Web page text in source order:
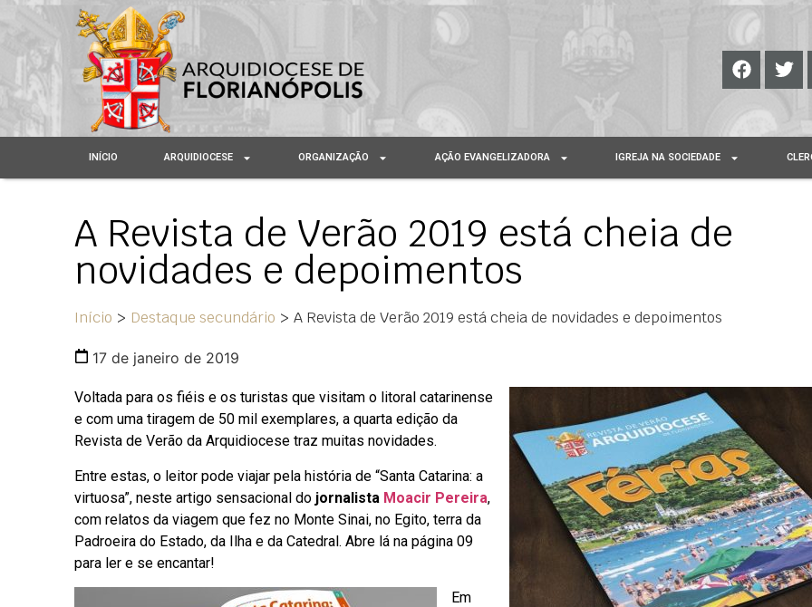
INÍCIO ARQUIDIOCESE ORGANIZAÇÃO AÇÃO EVANGELIZADORA IGREJA NA SOCIEDADE
A Revista de Verão 2019 está cheia de
novidades e depoimentos
Início > Destaque secundário > A Revista de Verão 2019 está cheia de novidades e depoimentos
17 de janeiro de 2019
Voltada para os fiéis e os turistas que visitam o litoral catarinense
e com uma tiragem de 50 mil exemplares, a quarta edição da
Revista de Verão da Arquidiocese traz muitas novidades.
Entre estas, o leitor pode viajar pela história de “Santa Catarina: a
virtuosa”, neste artigo sensacional do jornalista Moacir Pereira,
com relatos da viagem que fez no Monte Sinai, no Egito, terra da
Padroeira do Estado, da Ilha e da Catedral. Abre lá na página 09
para ler e se encantar!
Em